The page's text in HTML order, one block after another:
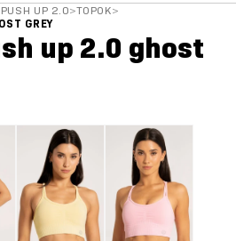
PUSH UP 2.0>TOPOK>
GREY
up 2.0 ghost